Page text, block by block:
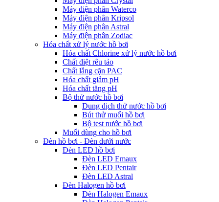
Máy điện phân Waterco
Máy điện phân Kripsol
Máy điện phân Astral
Máy điện phân Zodiac
Hóa chất xử lý nước hồ bơi
Hóa chất Chlorine xử lý nước hồ bơi
Chất diệt rêu tảo
Chất lắng cặn PAC
Hóa chất giảm pH
Hóa chất tăng pH
Bộ thử nước hồ bơi
Dung dịch thử nước hồ bơi
Bút thử muối hồ bơi
Bộ test nước hồ bơi
Muối dùng cho hồ bơi
Đèn hồ bơi - Đèn dưới nước
Đèn LED hồ bơi
Đèn LED Emaux
Đèn LED Pentair
Đèn LED Astral
Đèn Halogen hồ bơi
Đèn Halogen Emaux